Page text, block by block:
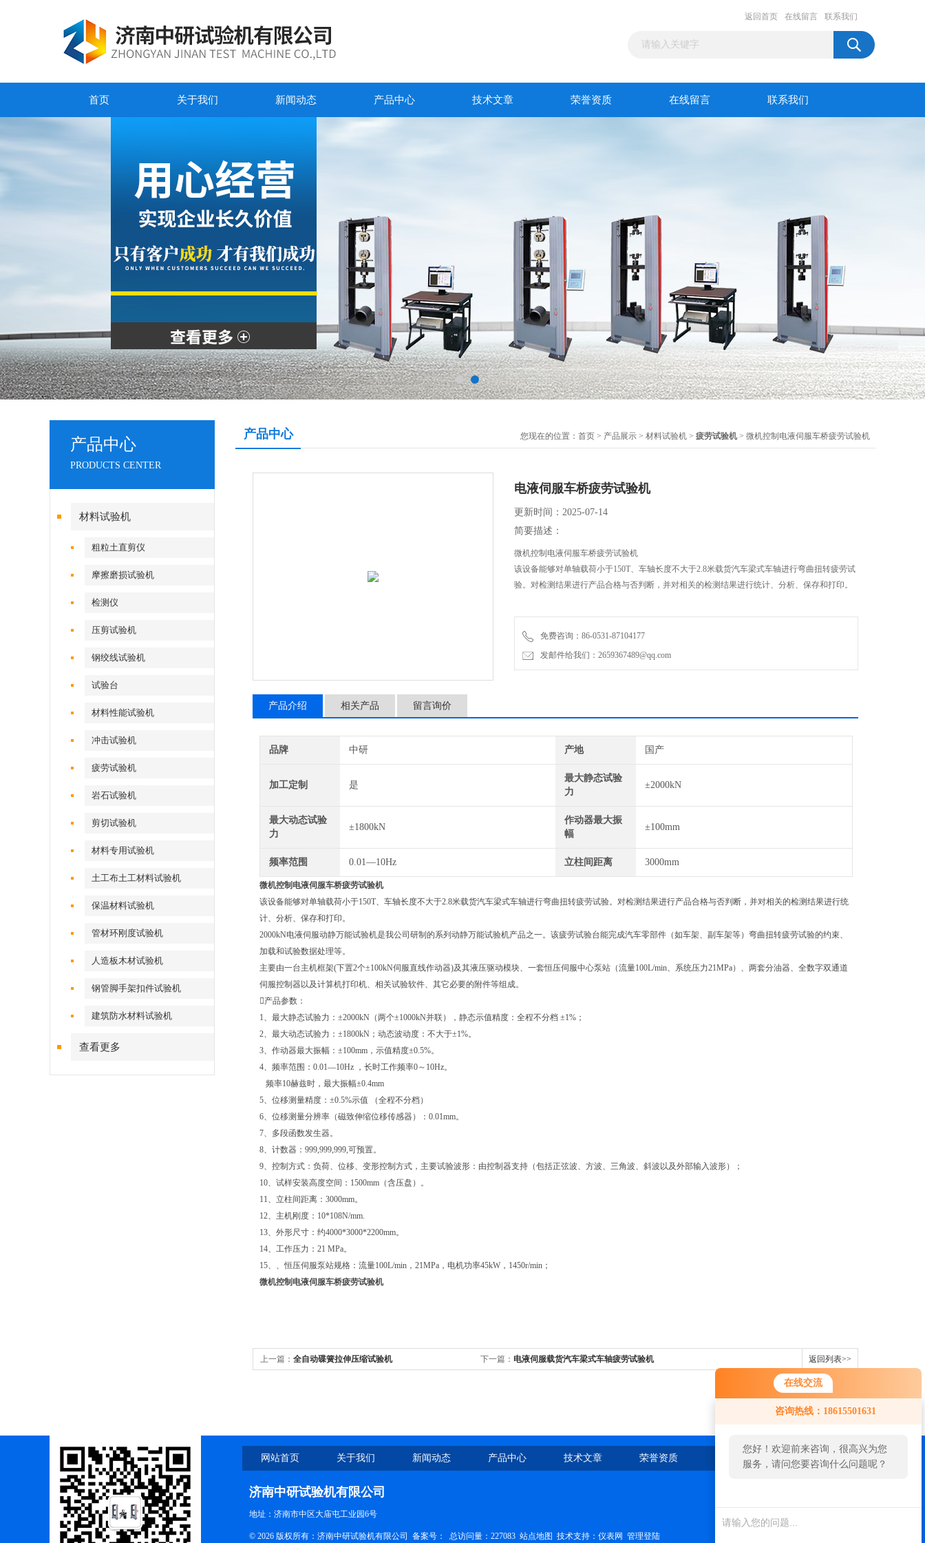
在线交流
咨询热线：18615501631
您好！欢迎前来咨询，很高兴为您
服务，请问您要咨询什么问题呢？
返回首页 在线留言 联系我们
首页 关于我们 新闻动态 产品中心 技术文章 荣誉资质 在线留言 联系我们
产品中心
PRODUCTS CENTER
材料试验机
粗粒土直剪仪
摩擦磨损试验机
检测仪
压剪试验机
钢绞线试验机
试验台
材料性能试验机
冲击试验机
疲劳试验机
岩石试验机
剪切试验机
材料专用试验机
土工布土工材料试验机
保温材料试验机
管材环刚度试验机
人造板木材试验机
钢管脚手架扣件试验机
建筑防水材料试验机
查看更多
产品中心 您现在的位置： 首页 > 产品展示 > 材料试验机 > 疲劳试验机 > 微机控制电液伺服车桥疲劳试验机
电液伺服车桥疲劳试验机
更新时间：2025-07-14
简要描述：
微机控制电液伺服车桥疲劳试验机
该设备能够对单轴载荷小于150T、车轴长度不大于2.8米载货汽车梁式车轴进行弯曲扭转疲劳试
验。对检测结果进行产品合格与否判断，并对相关的检测结果进行统计、分析、保存和打印。
免费咨询：86-0531-87104177
发邮件给我们：2659367489@qq.com
产品介绍 相关产品 留言询价
品牌 中研 产地 国产
加工定制 是
最大静态试验
力
±2000kN
最大动态试验
力
±1800kN
作动器最大振
幅
±100mm
频率范围 0.01—10Hz 立柱间距离 3000mm
微机控制 电液伺服车桥疲劳试验机
该设备能够对单轴载荷小于150T、车轴长度不大于2.8米载货汽车梁式车轴进行弯曲扭转疲劳试验。对检测结果进行产品合格与否判断，并对相关的检测结果进行统
计、分析、保存和打印。
2000kN电液伺服动静万能试验机是我公司研制的系列动静万能试验机产品之一。该疲劳试验台能完成汽车零部件（如车架、副车架等）弯曲扭转疲劳试验的约束、
加载和试验数据处理等。
主要由一台主机框架(下置2个±100kN伺服直线作动器)及其液压驱动模块、一套恒压伺服中心泵站（流量100L/min、系统压力21MPa）、两套分油器、全数字双通道
伺服控制器以及计算机打印机、相关试验软件、其它必要的附件等组成。
产品参数：
1、最大静态试验力：±2000kN（两个±1000kN并联），静态示值精度：全程不分档 ±1%；
2、最大动态试验力：±1800kN；动态波动度：不大于±1%。
3、作动器最大振幅：±100mm，示值精度±0.5%。
4、频率范围：0.01—10Hz ，长时工作频率0～10Hz。
频率10赫兹时，最大振幅±0.4mm
5、位移测量精度：±0.5%示值 （全程不分档）
6、位移测量分辨率（磁致伸缩位移传感器）：0.01mm。
7、多段函数发生器。
8、计数器：999,999,999,可预置。
9、控制方式：负荷、位移、变形控制方式，主要试验波形：由控制器支持（包括正弦波、方波、三角波、斜波以及外部输入波形）；
10、试样安装高度空间：1500mm（含压盘）。
11、立柱间距离：3000mm。
12、主机刚度：10*108N/mm.
13、外形尺寸：约4000*3000*2200mm。
14、工作压力：21 MPa。
15、、恒压伺服泵站规格：流量100L/min，21MPa，电机功率45kW，1450r/min；
微机控制 电液伺服车桥疲劳试验机
上一篇： 全自动碟簧拉伸压缩试验机 下一篇： 电液伺服载货汽车梁式车轴疲劳试验机 返回列表>>
网站首页 关于我们 新闻动态 产品中心 技术文章 荣誉资质 在线留言 联系我们
济南中研试验机有限公司
地址：济南市中区大庙屯工业园6号
© 2026 版权所有：济南中研试验机有限公司 备案号： 总访问量：227083 站点地图 技术支持： 仪表网 管理登陆